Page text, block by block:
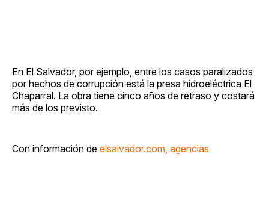
En El Salvador, por ejemplo, entre los casos paralizados
por hechos de corrupción está la presa hidroeléctrica El
Chaparral. La obra tiene cinco años de retraso y costará
más de los previsto.
Con información de elsalvador.com, agencias